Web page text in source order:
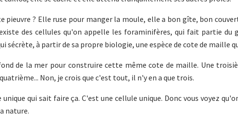
? Elle ruse pour manger la moule, elle a bon gîte, bon
des cellules qu'on appelle les foraminifères, qui fait partie du
sécrète, à partir de sa propre biologie, une espèce de cote de maille
de la mer pour construire cette même cote de maille. Une
Non, je crois que c'est tout, il n'y en a que trois.
qui sait faire ça. C'est une cellule unique. Donc vous voyez
nature.